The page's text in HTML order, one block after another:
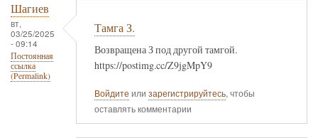
Шагиев
вт,
03/25/2025
- 09:14
Постоянная
ссылка
(Permalink)
Тамга З.
Возвращена З под другой тамгой.
https://postimg.cc/Z9jgMpY9
Войдите или зарегистрируйтесь, чтобы
оставлять комментарии